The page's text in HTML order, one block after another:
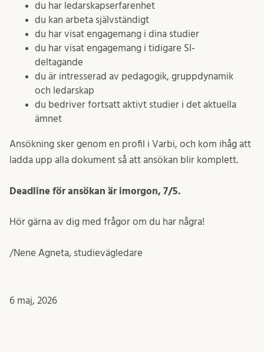
du har ledarskapserfarenhet
du kan arbeta självständigt
du har visat engagemang i dina studier
du har visat engagemang i tidigare SI-
deltagande
du är intresserad av pedagogik, gruppdynamik
och ledarskap
du bedriver fortsatt aktivt studier i det aktuella
ämnet
Ansökning sker genom en profil i Varbi, och kom ihåg att
ladda upp alla dokument så att ansökan blir komplett.
Deadline för ansökan är imorgon, 7/5.
Hör gärna av dig med frågor om du har några!
/Nene Agneta, studievägledare
6 maj, 2026